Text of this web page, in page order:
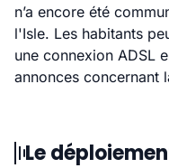
n’a encore été
l'Isle. Les habitants
une connexion ADSL
annonces concernant
Le